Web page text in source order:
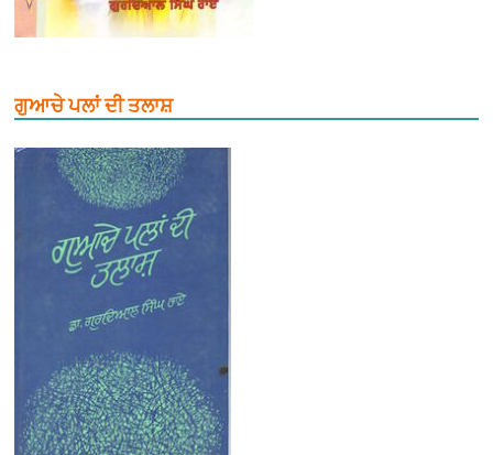
ਗੁਆਚੇ ਪਲਾਂ ਦੀ ਤਲਾਸ਼